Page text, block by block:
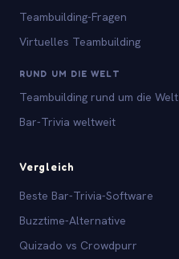
Teambuilding-Fragen
Virtuelles Teambuilding
RUND UM DIE WELT
Teambuilding rund um die Welt
Bar-Trivia weltweit
Vergleich
Beste Bar-Trivia-Software
Buzztime-Alternative
Quizado vs Crowdpurr